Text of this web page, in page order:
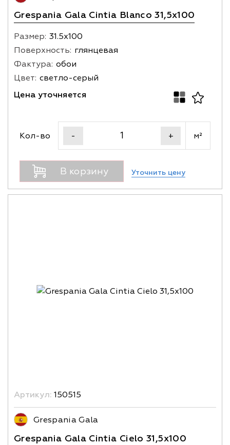
Grespania Gala Cintia Blanco 31,5x100
Размер: 31.5х100
Поверхность: глянцевая
Фактура: обои
Цвет: светло-серый
Цена уточняется
Кол-во - + м²
В корзину Уточнить цену
Артикул: 150515
Grespania Gala
Grespania Gala Cintia Cielo 31,5x100